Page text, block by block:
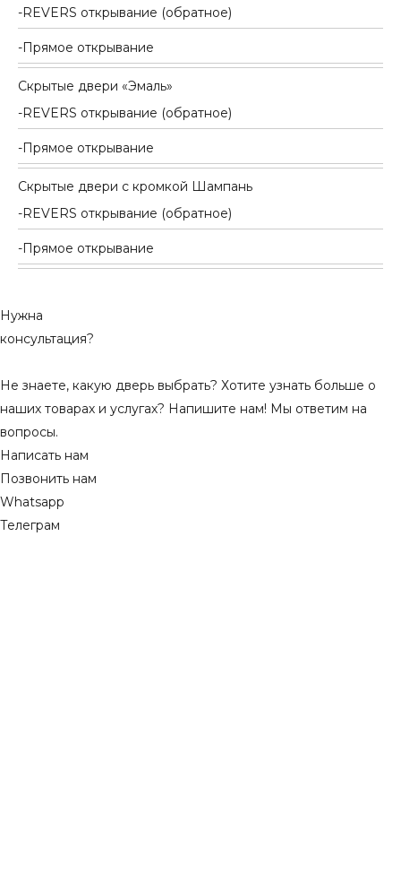
REVERS открывание (обратное)
Прямое открывание
Скрытые двери «Эмаль»
REVERS открывание (обратное)
Прямое открывание
Скрытые двери с кромкой Шампань
REVERS открывание (обратное)
Прямое открывание
Нужна
консультация?
Не знаете, какую дверь выбрать? Хотите узнать больше о
наших товарах и услугах? Напишите нам! Мы ответим на
вопросы.
Написать нам
Позвонить нам
Whatsapp
Телеграм